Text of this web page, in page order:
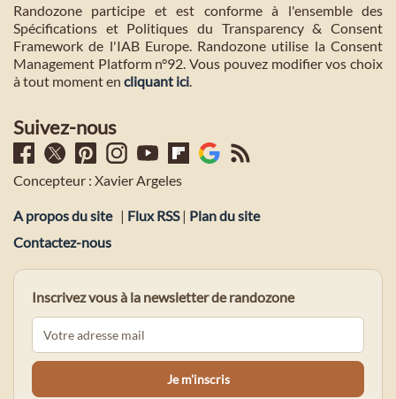
Randozone participe et est conforme à l'ensemble des
Spécifications et Politiques du Transparency & Consent
Framework de l'IAB Europe. Randozone utilise la Consent
Management Platform n°92. Vous pouvez modifier vos choix
à tout moment en cliquant ici.
Suivez-nous
Concepteur : Xavier Argeles
A propos du site | Flux RSS| Plan du site
Contactez-nous
Inscrivez vous à la newsletter de randozone